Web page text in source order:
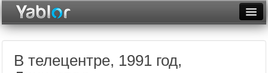
Неделя
В телецентре, 1991 год,